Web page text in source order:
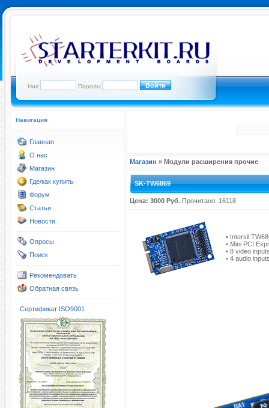
Ник: Пароль:
Навигация
Главная
О нас
Магазин
Где/как купить
Форум
Статьи
Новости
Опросы
Поиск
Рекомендовать
Обратная связь
Сертификат ISO9001
Магазин » Модули расширения прочие
SK-TW6869
Цена: 3000 Руб. Прочитано: 16118
• Intersil
• Mini PCI
• 8 video
• 4 audio